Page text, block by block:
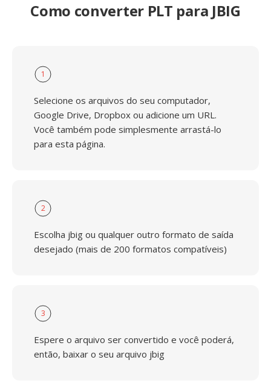
Como converter PLT para JBIG
1
Selecione os arquivos do seu computador,
Google Drive, Dropbox ou adicione um URL.
Você também pode simplesmente arrastá-lo
para esta página.
2
Escolha jbig ou qualquer outro formato de saída
desejado (mais de 200 formatos compatíveis)
3
Espere o arquivo ser convertido e você poderá,
então, baixar o seu arquivo jbig